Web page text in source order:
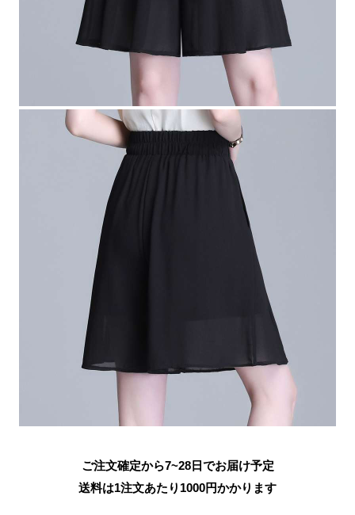
ご注文確定から7~28日でお届け予定
送料は1注文あたり 1000円かかります